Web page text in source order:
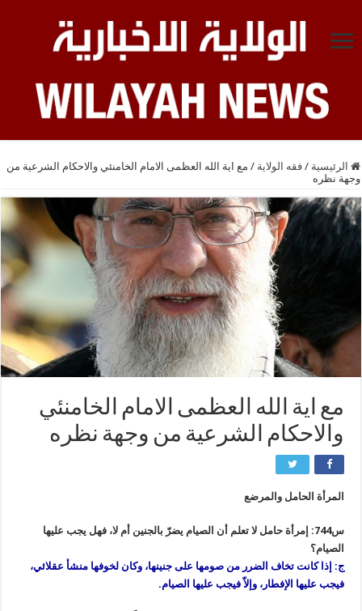
الرئيسية / فقه الولاية / مع اية الله العظمى الامام الخامنئي والاحكام الشرعية من
وجهة نظره
مع اية الله العظمى الامام الخامنئي
والاحكام الشرعية من وجهة نظره
المرأة الحامل والمرضع
س744: إمرأة حامل لا تعلم أن الصيام يضرّ بالجنين أم لا، فهل يجب عليها
الصيام؟
ج: إذا كانت تخاف الضرر من صومها على جنينها، وكان لخوفها منشأ عقلائي،
فيجب عليها الإفطار، وإلاّ فيجب عليها الصيام.